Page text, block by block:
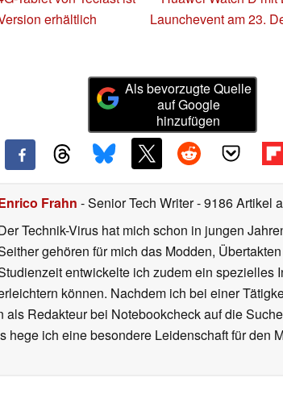
erhältlich
Launchevent am 23.
Als bevorzugte Quelle
auf Google
hinzufügen
Frahn - Senior Tech Writer- 9186 Artikel
Technik-Virus hat mich schon in jungen
gehören für mich das Modden,
entwickelte ich zudem ein spezielles
können. Nachdem ich bei einer
als Redakteur bei Notebookcheck auf die
hege ich eine besondere Leidenschaft für den